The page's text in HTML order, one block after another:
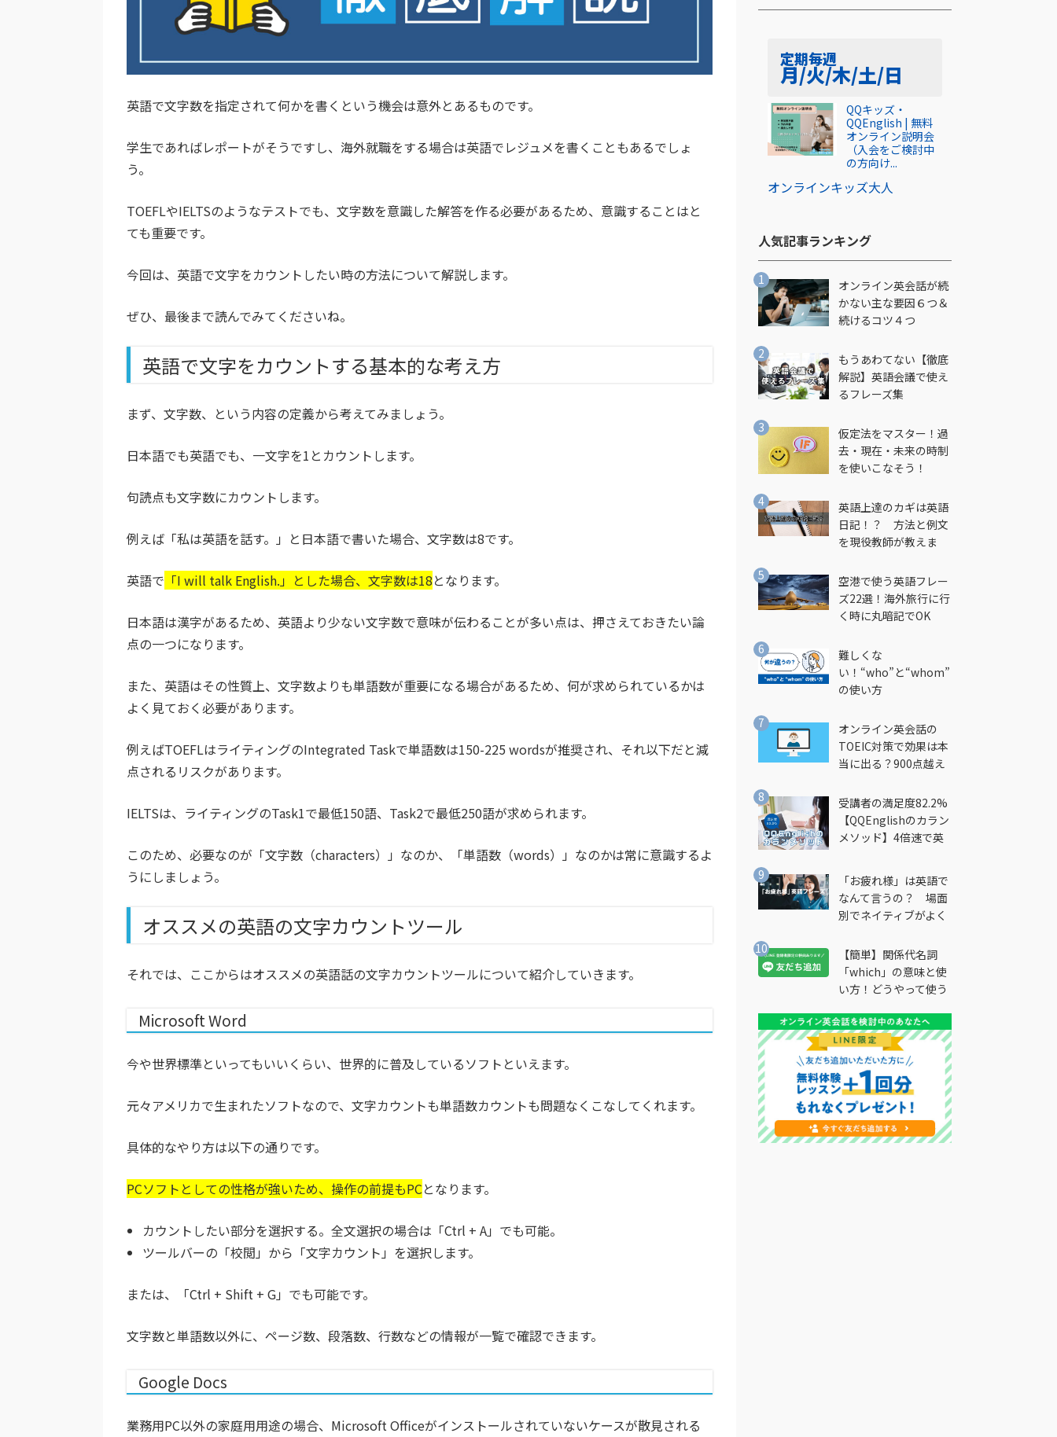
英語で文字数を指定されて何かを書くという機会は意外とあるものです。
学生であればレポートがそうですし、海外就職をする場合は英語でレジュメを書くこともあるでしょ
う。
TOEFLやIELTSのようなテストでも、文字数を意識した解答を作る必要があるため、意識することはと
ても重要です。
今回は、英語で文字をカウントしたい時の方法について解説します。
ぜひ、最後まで読んでみてくださいね。
英語で文字をカウントする基本的な考え方
まず、文字数、という内容の定義から考えてみましょう。
日本語でも英語でも、一文字を1とカウントします。
句読点も文字数にカウントします。
例えば「私は英語を話す。」と日本語で書いた場合、文字数は8です。
英語で 「I will talk English.」とした場合、文字数は18となります。
日本語は漢字があるため、英語より少ない文字数で意味が伝わることが多い点は、押さえておきたい論
点の一つになります。
また、英語はその性質上、文字数よりも単語数が重要になる場合があるため、何が求められているかは
よく見ておく必要があります。
例えばTOEFLはライティングのIntegrated Taskで単語数は150-225 wordsが推奨され、それ以下だと減
点されるリスクがあります。
IELTSは、ライティングのTask1で最低150語、Task2で最低250語が求められます。
このため、必要なのが「文字数（characters）」なのか、「単語数（words）」なのかは常に意識するよ
うにしましょう。
オススメの英語の文字カウントツール
それでは、ここからはオススメの英語話の文字カウントツールについて紹介していきます。
Microsoft Word
今や世界標準といってもいいくらい、世界的に普及しているソフトといえます。
元々アメリカで生まれたソフトなので、文字カウントも単語数カウントも問題なくこなしてくれます。
具体的なやり方は以下の通りです。
PCソフトとしての性格が強いため、操作の前提もPCとなります。
カウントしたい部分を選択する。全文選択の場合は「Ctrl + A」でも可能。
ツールバーの「校閲」から「文字カウント」を選択します。
または、「Ctrl + Shift + G」でも可能です。
文字数と単語数以外に、ページ数、段落数、行数などの情報が一覧で確認できます。
Google Docs
業務用PC以外の家庭用用途の場合、Microsoft Officeがインストールされていないケースが散見される
定期毎週
月/火/木/土/日
オンラインキッズ大人
QQキッズ・
QQEnglish | 無料
オンライン説明会
（入会をご検討中
の方向け...
人気記事ランキング​
オンライン英会話が続
かない主な要因６つ＆
続けるコツ４つ
もうあわてない【徹底
解説】英語会議で使え
るフレーズ集
仮定法をマスター！過
去・現在・未来の時制
を使いこなそう！
英語上達のカギは英語
日記！？ 方法と例文
を現役教師が教えま
空港で使う英語フレー
ズ22選！海外旅行に行
く時に丸暗記でOK
難しくな
い！“who”と“whom”
の使い方
オンライン英会話の
TOEIC対策で効果は本
当に出る？900点越え
受講者の満足度82.2%
【QQEnglishのカラン
メソッド】4倍速で英
法とは？
「お疲れ様」は英語で
なんて言うの？ 場面
別でネイティブがよく
説
【簡単】関係代名詞
「which」の意味と使
い方！どうやって使う